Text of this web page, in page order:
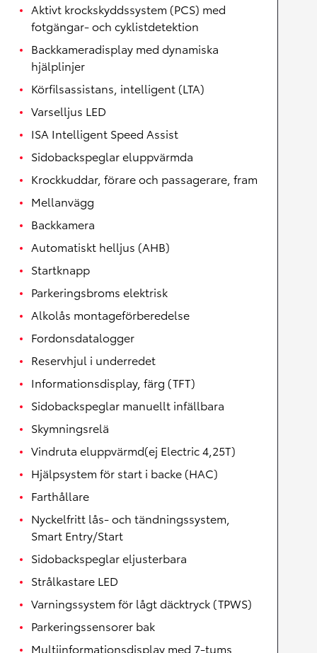
Aktivt krockskyddssystem (PCS) med
fotgängar- och cyklistdetektion
Backkameradisplay med dynamiska
hjälplinjer
Körfilsassistans, intelligent (LTA)
Varselljus LED
ISA Intelligent Speed Assist
Sidobackspeglar eluppvärmda
Krockkuddar, förare och passagerare, fram
Mellanvägg
Backkamera
Automatiskt helljus (AHB)
Startknapp
Parkeringsbroms elektrisk
Alkolås montageförberedelse
Fordonsdatalogger
Reservhjul i underredet
Informationsdisplay, färg (TFT)
Sidobackspeglar manuellt infällbara
Skymningsrelä
Vindruta eluppvärmd(ej Electric 4,25T)
Hjälpsystem för start i backe (HAC)
Farthållare
Nyckelfritt lås- och tändningssystem,
Smart Entry/Start
Sidobackspeglar eljusterbara
Strålkastare LED
Varningssystem för lågt däcktryck (TPWS)
Parkeringssensorer bak
Multiinformationsdisplay med 7-tums